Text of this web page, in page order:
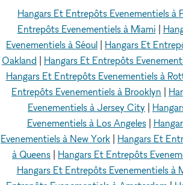
Hangars Et Entrepôts Evenementiels à
Entrepôts Evenementiels à Miami
Evenementiels à Séoul
Hangars Et
Oakland
Hangars Et Entrepôts
Hangars Et Entrepôts Evenementiels à
Entrepôts Evenementiels à Brooklyn
Evenementiels à Jersey City
Evenementiels à Los Angeles|
Evenementiels à New York
Hangars Et
à Queens
Hangars Et Entrepôts
Hangars Et Entrepôts Evenementiels à